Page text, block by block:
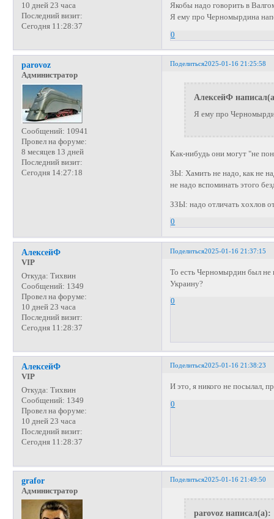
10 дней 23 часа
Последний визит:
Сегодня 11:28:37
Якобы надо говорить в
Я ему про Черномырдина
0
Поделиться2025-01-16 21:25:58
parovoz
Администратор
Сообщений: 10941
Провел на форуме:
8 месяцев 13 дней
Последний визит:
Сегодня 14:27:18
АлексейФ
Я ему про
Как-нибудь они могут "не
ЗЫ: Хамить не надо, как не
не надо вспоминать этого
ЗЗЫ: надо отличать хохлов
0
Поделиться2025-01-16 21:37:15
АлексейФ
VIP
Откуда: Тихвин
Сообщений: 1349
Провел на форуме:
10 дней 23 часа
Последний визит:
Сегодня 11:28:37
То есть Черномырдин был не
Украину?
0
Поделиться2025-01-16 21:38:23
АлексейФ
VIP
Откуда: Тихвин
Сообщений: 1349
Провел на форуме:
10 дней 23 часа
Последний визит:
Сегодня 11:28:37
И это, я никого не посылал,
0
Поделиться2025-01-16 21:49:50
grafor
Администратор
parovoz написал(а):